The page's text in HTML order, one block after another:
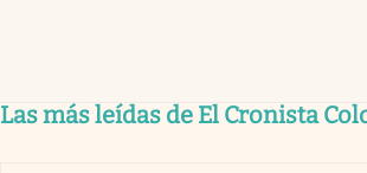
Las más leídas de El Cronista